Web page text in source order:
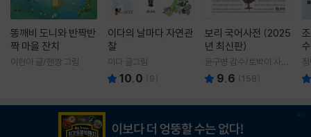
똥깨비 도니와 반짝반
짝 마을 잔치
이현아 글/핸짱 그림
이다의 날마다 자연관
찰
이다 글그림
10.0 (9)
보리 국어사전 (2025
년 최신판)
윤구병 감수/토박이 사전
편찬실 편
9.6 (158)